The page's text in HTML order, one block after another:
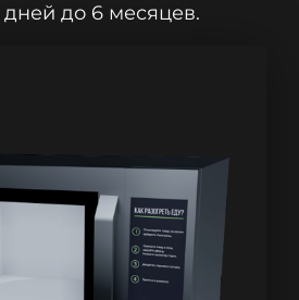
дней до 6 месяцев.